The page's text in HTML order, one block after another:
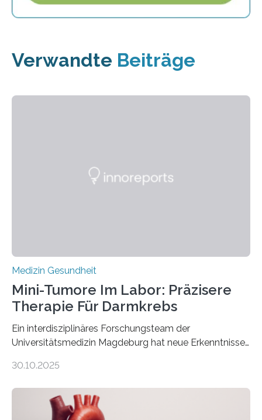
Verwandte Beiträge
Medizin Gesundheit
Mini-Tumore Im Labor: Präzisere
Therapie Für Darmkrebs
Ein interdisziplinäres Forschungsteam der
Universitätsmedizin Magdeburg hat neue Erkenntnisse
behandelt werden kann. In ihrer aktuellen Studie,
Oncology, zeigen die Forschenden, dass Mini-Tumore
aus Gewebe von Patientinnen und Patienten –
30.10.2025